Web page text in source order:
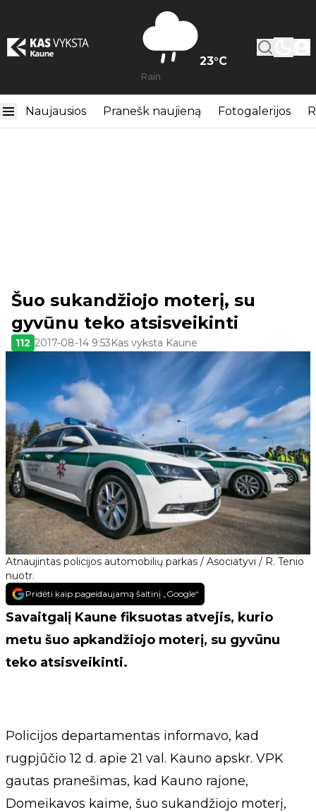
23°C
Rain
Naujausios Pranešk naujieną Fotogalerijos
Atnaujintas policijos automobilių parkas / Asociatyvi / R. Tenio
nuotr.
Šuo sukandžiojo moterį, su
gyvūnu teko atsisveikinti
112 2017-08-14 9:53Kas vyksta Kaune
Pridėti kaip pageidaujamą šaltinį „Google“
Savaitgalį Kaune fiksuotas atvejis, kurio
metu šuo apkandžiojo moterį, su gyvūnu
teko atsisveikinti.
Policijos departamentas informavo, kad
rugpjūčio 12 d. apie 21 val. Kauno apskr. VPK
gautas pranešimas, kad Kauno rajone,
Domeikavos kaime, šuo sukandžiojo moterį,